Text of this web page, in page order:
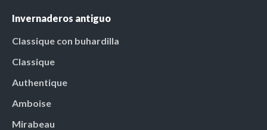
Invernaderos antiguo
Classique con buhardilla
Classique
Authentique
Amboise
Mirabeau